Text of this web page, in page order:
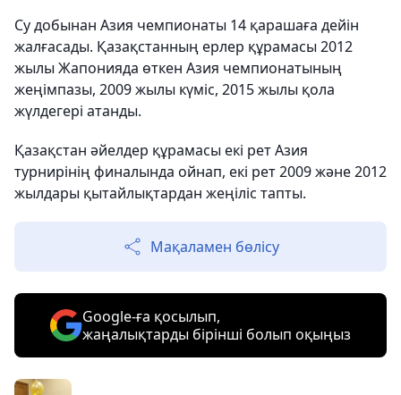
Су добынан Азия чемпионаты 14 қарашаға дейін
жалғасады. Қазақстанның ерлер құрамасы 2012
жылы Жапонияда өткен Азия чемпионатының
жеңімпазы, 2009 жылы күміс, 2015 жылы қола
жүлдегері атанды.
Қазақстан әйелдер құрамасы екі рет Азия
турнирінің финалында ойнап, екі рет 2009 және 2012
жылдары қытайлықтардан жеңіліс тапты.
Мақаламен бөлісу
Google-ға қосылып,
жаңалықтарды бірінші болып оқыңыз